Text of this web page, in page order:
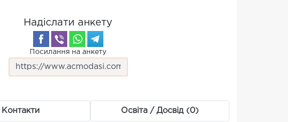
Надіслати анкету
Посилання на анкету
Контакти Освіта / Досвід (0)